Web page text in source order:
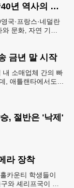
■ 화제의 여행 프로그램-“40년 역사의 신뢰… 서유럽 8개국 13일 대장정”
국·프랑스·네덜란
와 문화, 자연 기
금년 말 시작
내 소매업체 간의 빠
, 애틀랜타에서도
, 절반은 '낙제'
라 장착
카운티 학생들이
와 셰리프국이 학